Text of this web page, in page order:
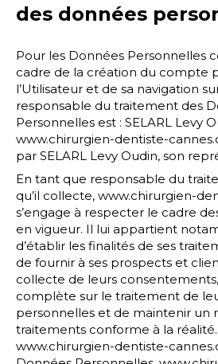
des données
Pour les Données Personnelles
cadre de la création du compte
l’Utilisateur et de sa navigation
responsable du traitement des
Personnelles est : SELARL Levy
www.chirurgien-dentiste-
par SELARL Levy Oudin, son
En tant que responsable du
qu’il collecte, www.chirurgien-
s’engage à respecter le cadre
en vigueur. Il lui appartient
d’établir les finalités de ses
de fournir à ses prospects et
collecte de leurs
complète sur le traitement de
personnelles et de maintenir un
traitements conforme à la
www.chirurgien-dentiste-